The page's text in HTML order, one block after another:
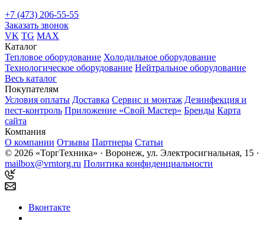
+7 (473) 206-55-55
Заказать звонок
VK TG MAX
Каталог
Тепловое оборудование Холодильное оборудование
Технологическое оборудование Нейтральное оборудование
Весь каталог
Покупателям
Условия оплаты Доставка Сервис и монтаж Дезинфекция и
пест-контроль Приложение «Свой Мастер» Бренды Карта
сайта
Компания
О компании Отзывы Партнеры Статьи
© 2026 «ТоргТехника» · Воронеж, ул. Электросигнальная, 15 ·
mailbox@vrntorg.ru Политика конфиденциальности
Вконтакте